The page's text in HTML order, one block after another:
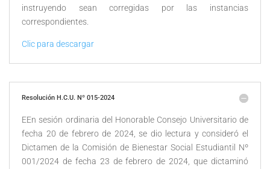
instruyendo sean corregidas por las instancias
correspondientes.
Clic para descargar
Resolución H.C.U. Nº 015-2024
EEn sesión ordinaria del Honorable Consejo Universitario de
fecha 20 de febrero de 2024, se dio lectura y consideró el
Dictamen de la Comisión de Bienestar Social Estudiantil Nº
001/2024 de fecha 23 de febrero de 2024, que dictaminó